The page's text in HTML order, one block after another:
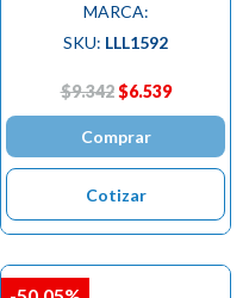
MARCA:
SKU: LLL1592
$9.342 $6.539
Comprar
Cotizar